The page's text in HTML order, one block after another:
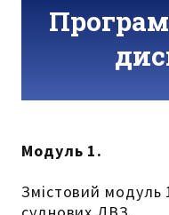
Модуль 1.
Змістовий модуль